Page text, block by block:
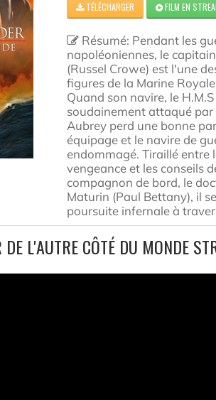
TÉLÉCHARGER FILM EN
Résumé: Pendant les
napoléoniennes, le
(Russel Crowe) est l'une
figures de la Marine
Quand son navire, le
soudainement attaqué
Aubrey perd une bonne
équipage et le navire de
endommagé. Tiraillé entre
vengeance et les conseils
compagnon de bord, le
Maturin (Paul Bettany), il
poursuite infernale à
L'AUTRE CÔTÉ DU MONDE